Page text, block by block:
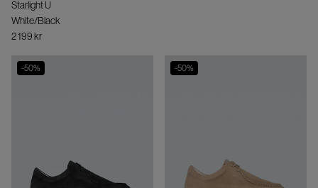
Starlight U
White/Black
2 199 kr
-50% -50%